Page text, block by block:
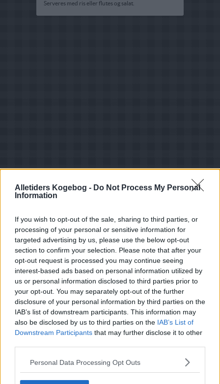
Alletiders Kogebog - Do Not Process My Personal
Information
If you wish to opt-out of the sale, sharing to third parties, or
processing of your personal or sensitive information for
targeted advertising by us, please use the below opt-out
section to confirm your selection. Please note that after your
opt-out request is processed you may continue seeing
interest-based ads based on personal information utilized by
us or personal information disclosed to third parties prior to
your opt-out. You may separately opt-out of the further
disclosure of your personal information by third parties on the
IAB’s list of downstream participants. This information may
also be disclosed by us to third parties on the IAB’s List of
Downstream Participants that may further disclose it to other
Personal Data Processing Opt Outs
Serveres med ris eller flutes og salat.
Ret : Hovedretter -Div hovedretter i ovn
Hovedingrediens :Svinekød-Spareribs
Oprindelsesland :Canada
Indsendt : 2002-01-01
Redigeret:2025-03-28
Bedøm retten
Brugernes vurdering:4.4(57 stemmer)